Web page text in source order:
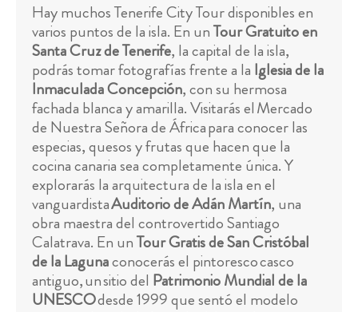
Hay muchos Tenerife City Tour disponibles en
varios puntos de la isla. En unTour Gratuito en
Santa Cruz de Tenerife, la capital de la isla,
podrás tomar fotografías frente a la Iglesia de la
Inmaculada Concepción, con su hermosa
fachada blanca y amarilla. Visitarás el Mercado
de Nuestra Señora de África para conocer las
especias, quesos y frutas que hacen que la
cocina canaria sea completamente única. Y
explorarás la arquitectura de la isla en el
vanguardistaAuditorio de Adán Martín, una
obra maestra del controvertido Santiago
Calatrava. En unTour Gratis de San Cristóbal
de la Lagunaconocerás el pintoresco casco
antiguo, un sitio del Patrimonio Mundial de la
UNESCOdesde 1999 que sentó el modelo